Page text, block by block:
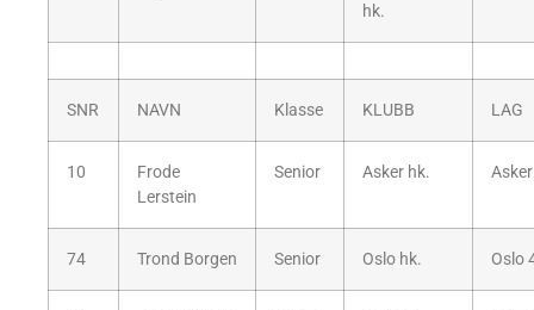
hk.
SNR NAVN Klasse KLUBB LAG
10
Frode
Lerstein
Senior Asker hk. Asker
74 Trond Borgen Senior Oslo hk. Oslo